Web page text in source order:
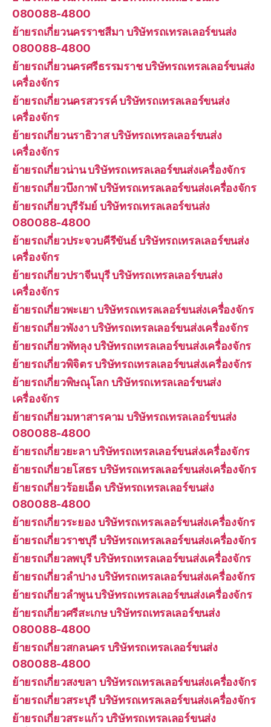
080088-4800
ย้ายรถเกี่ยวนครราชสีมา บริษัทรถเทรลเลอร์ขนส่ง
080088-4800
ย้ายรถเกี่ยวนครศรีธรรมราช บริษัทรถเทรลเลอร์ขนส่ง
เครื่องจักร
ย้ายรถเกี่ยวนครสวรรค์ บริษัทรถเทรลเลอร์ขนส่ง
เครื่องจักร
ย้ายรถเกี่ยวนราธิวาส บริษัทรถเทรลเลอร์ขนส่ง
เครื่องจักร
ย้ายรถเกี่ยวน่าน บริษัทรถเทรลเลอร์ขนส่งเครื่องจักร
ย้ายรถเกี่ยวบึงกาฬ บริษัทรถเทรลเลอร์ขนส่งเครื่องจักร
ย้ายรถเกี่ยวบุรีรัมย์ บริษัทรถเทรลเลอร์ขนส่ง
080088-4800
ย้ายรถเกี่ยวประจวบคีรีขันธ์ บริษัทรถเทรลเลอร์ขนส่ง
เครื่องจักร
ย้ายรถเกี่ยวปราจีนบุรี บริษัทรถเทรลเลอร์ขนส่ง
เครื่องจักร
ย้ายรถเกี่ยวพะเยา บริษัทรถเทรลเลอร์ขนส่งเครื่องจักร
ย้ายรถเกี่ยวพังงา บริษัทรถเทรลเลอร์ขนส่งเครื่องจักร
ย้ายรถเกี่ยวพัทลุง บริษัทรถเทรลเลอร์ขนส่งเครื่องจักร
ย้ายรถเกี่ยวพิจิตร บริษัทรถเทรลเลอร์ขนส่งเครื่องจักร
ย้ายรถเกี่ยวพิษณุโลก บริษัทรถเทรลเลอร์ขนส่ง
เครื่องจักร
ย้ายรถเกี่ยวมหาสารคาม บริษัทรถเทรลเลอร์ขนส่ง
080088-4800
ย้ายรถเกี่ยวยะลา บริษัทรถเทรลเลอร์ขนส่งเครื่องจักร
ย้ายรถเกี่ยวยโสธร บริษัทรถเทรลเลอร์ขนส่งเครื่องจักร
ย้ายรถเกี่ยวร้อยเอ็ด บริษัทรถเทรลเลอร์ขนส่ง
080088-4800
ย้ายรถเกี่ยวระยอง บริษัทรถเทรลเลอร์ขนส่งเครื่องจักร
ย้ายรถเกี่ยวราชบุรี บริษัทรถเทรลเลอร์ขนส่งเครื่องจักร
ย้ายรถเกี่ยวลพบุรี บริษัทรถเทรลเลอร์ขนส่งเครื่องจักร
ย้ายรถเกี่ยวลำปาง บริษัทรถเทรลเลอร์ขนส่งเครื่องจักร
ย้ายรถเกี่ยวลำพูน บริษัทรถเทรลเลอร์ขนส่งเครื่องจักร
ย้ายรถเกี่ยวศรีสะเกษ บริษัทรถเทรลเลอร์ขนส่ง
080088-4800
ย้ายรถเกี่ยวสกลนคร บริษัทรถเทรลเลอร์ขนส่ง
080088-4800
ย้ายรถเกี่ยวสงขลา บริษัทรถเทรลเลอร์ขนส่งเครื่องจักร
ย้ายรถเกี่ยวสระบุรี บริษัทรถเทรลเลอร์ขนส่งเครื่องจักร
ย้ายรถเกี่ยวสระแก้ว บริษัทรถเทรลเลอร์ขนส่ง